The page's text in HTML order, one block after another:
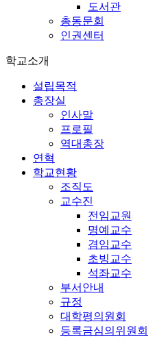
도서관
총동문회
인권센터
학교소개
설립목적
총장실
인사말
프로필
역대총장
연혁
학교현황
조직도
교수진
전임교원
명예교수
겸임교수
초빙교수
석좌교수
부서안내
규정
대학평의원회
등록금심의위원회